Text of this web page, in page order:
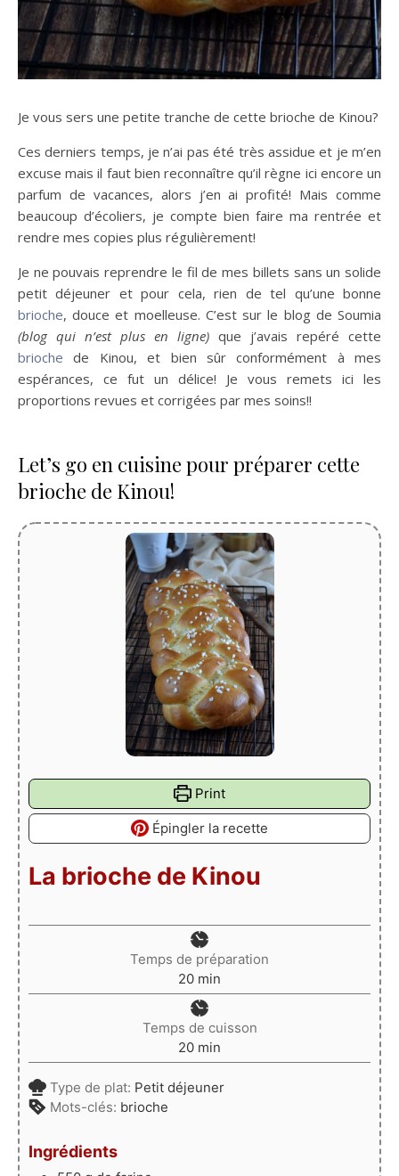
Je vous sers une petite tranche de cette brioche de Kinou?
Ces derniers temps, je n’ai pas été très assidue et je m’en
excuse mais il faut bien reconnaître qu’il règne ici encore un
parfum de vacances, alors j’en ai profité! Mais comme
beaucoup d’écoliers, je compte bien faire ma rentrée et
rendre mes copies plus régulièrement!
Je ne pouvais reprendre le fil de mes billets sans un solide
petit déjeuner et pour cela, rien de tel qu’une bonne
brioche, douce et moelleuse. C’est sur le blog de Soumia
(blog qui n’est plus en ligne) que j’avais repéré cette
brioche de Kinou, et bien sûr conformément à mes
espérances, ce fut un délice! Je vous remets ici les
proportions revues et corrigées par mes soins!!
Let’s go en cuisine pour préparer cette
brioche de Kinou!
Print
Épingler la recette
La brioche de Kinou
Temps de préparation
20minutes
min
Temps de cuisson
20minutes
min
Type de plat: Petit déjeuner
Mots-clés: brioche
Ingrédients